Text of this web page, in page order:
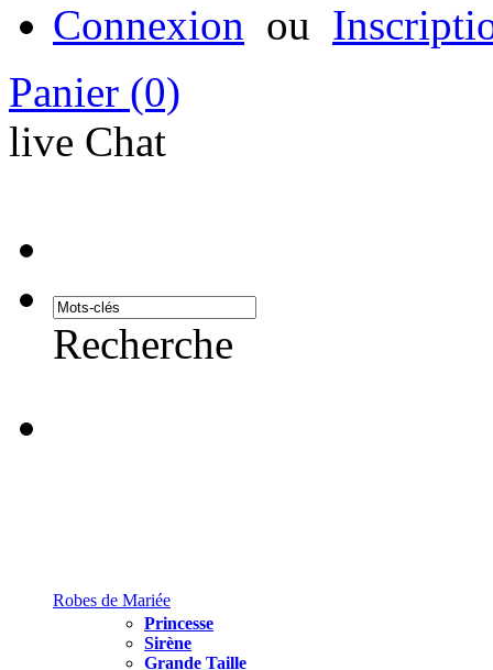
Connexion ou
Panier (0)
live Chat
Recherche
Robes de Mariée
Princesse
Sirène
Grande Taille